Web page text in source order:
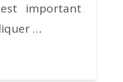
important
…